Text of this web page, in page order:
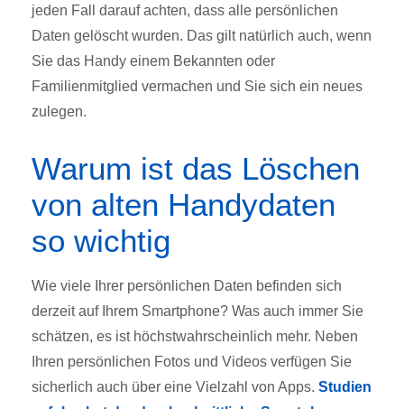
jeden Fall darauf achten, dass alle persönlichen
Daten gelöscht wurden. Das gilt natürlich auch, wenn
Sie das Handy einem Bekannten oder
Familienmitglied vermachen und Sie sich ein neues
zulegen.
Warum ist das Löschen
von alten Handydaten
so wichtig
Wie viele Ihrer persönlichen Daten befinden sich
derzeit auf Ihrem Smartphone? Was auch immer Sie
schätzen, es ist höchstwahrscheinlich mehr. Neben
Ihren persönlichen Fotos und Videos verfügen Sie
sicherlich auch über eine Vielzahl von Apps. Studien